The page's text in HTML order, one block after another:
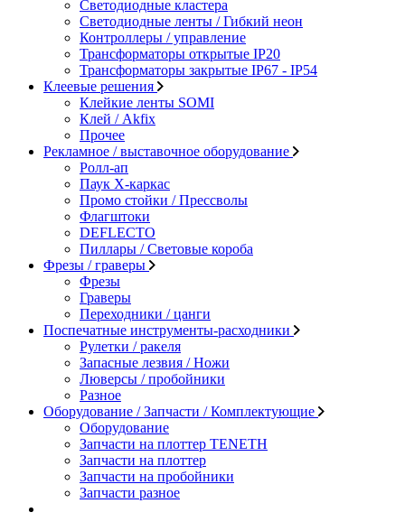
Светодиодные кластера
Светодиодные ленты / Гибкий неон
Контроллеры / управление
Трансформаторы открытые IP20
Трансформаторы закрытые IP67 - IP54
Клеевые решения
Клейкие ленты SOMI
Клей / Akfix
Прочее
Рекламное / выставочное оборудование
Ролл-ап
Паук X-каркас
Промо стойки / Прессволы
Флагштоки
DEFLECTO
Пиллары / Световые короба
Фрезы / граверы
Фрезы
Граверы
Переходники / цанги
Поспечатные инструменты-расходники
Рулетки / ракеля
Запасные лезвия / Ножи
Люверсы / пробойники
Разное
Оборудование / Запчасти / Комплектующие
Оборудование
Запчасти на плоттер TENETH
Запчасти на плоттер
Запчасти на пробойники
Запчасти разное